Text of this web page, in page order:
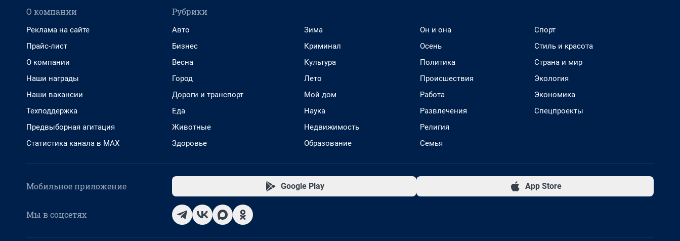
О компании
Реклама на сайте
Прайс-лист
О компании
Наши награды
Наши вакансии
Техподдержка
Предвыборная агитация
Статистика канала в MAX
Рубрики
Авто
Бизнес
Весна
Город
Дороги и транспорт
Еда
Животные
Здоровье
Зима
Криминал
Культура
Лето
Мой дом
Наука
Недвижимость
Образование
Он и она
Осень
Политика
Происшествия
Работа
Развлечения
Религия
Семья
Спорт
Стиль и красота
Страна и мир
Экология
Экономика
Спецпроекты
Мобильное приложение Google Play App Store
Мы в соцсетях